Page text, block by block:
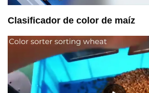
Clasificador de color de maíz